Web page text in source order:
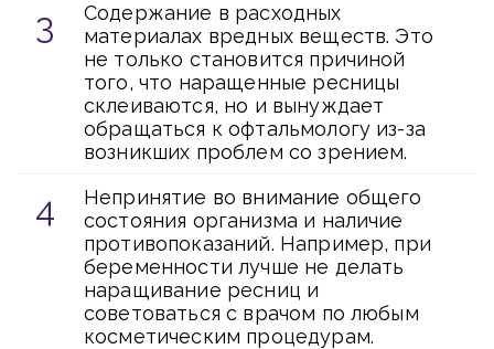
Содержание в расходных
материалах вредных веществ. Это
не только становится причиной
того, что наращенные ресницы
склеиваются, но и вынуждает
обращаться к офтальмологу из-за
возникших проблем со зрением.
Непринятие во внимание общего
состояния организма и наличие
противопоказаний. Например, при
беременности лучше не делать
наращивание ресниц и
советоваться с врачом по любым
косметическим процедурам.